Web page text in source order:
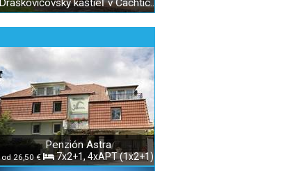
Draškovičovský kaštieľ v Čachticiach
Penzión Astra
od 26,50 € 7x2+1, 4xAPT (1x2+1)